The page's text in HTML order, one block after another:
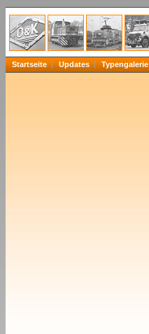
Startseite Updates Typengalerie